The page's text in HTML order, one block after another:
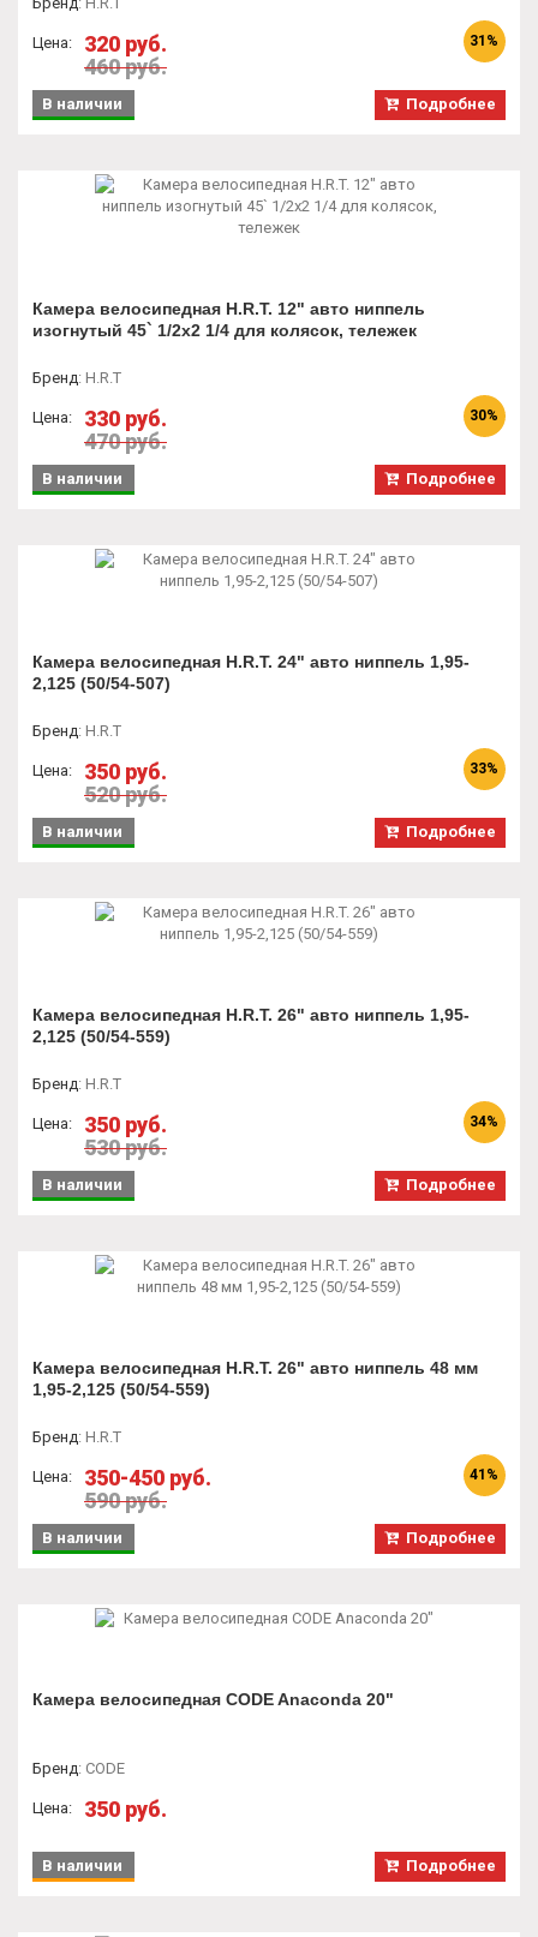
Цена:
320 руб.
460 руб.
31%
Подробнее
В наличии
Камера велосипедная H.R.T. 12" авто ниппель
изогнутый 45` 1/2x2 1/4 для колясок, тележек
Бренд: H.R.T
Цена:
330 руб.
470 руб.
30%
Подробнее
В наличии
Камера велосипедная H.R.T. 24" авто ниппель 1,95-
2,125 (50/54-507)
Бренд: H.R.T
Цена:
350 руб.
520 руб.
33%
Подробнее
В наличии
Камера велосипедная H.R.T. 26" авто ниппель 1,95-
2,125 (50/54-559)
Бренд: H.R.T
Цена:
350 руб.
530 руб.
34%
Подробнее
В наличии
Камера велосипедная H.R.T. 26" авто ниппель 48 мм
1,95-2,125 (50/54-559)
Бренд: H.R.T
Цена:
350-450 руб.
590 руб.
41%
Подробнее
В наличии
Камера велосипедная CODE Anaconda 20"
Бренд: CODE
Цена: 350 руб.
Подробнее
В наличии